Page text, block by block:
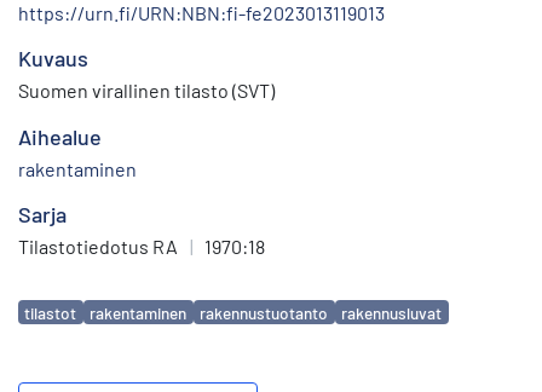
https://urn.fi/URN:NBN:fi-fe2023013119013
Kuvaus
Suomen virallinen tilasto (SVT)
Aihealue
rakentaminen
Sarja
Tilastotiedotus RA | 1970:18
Avainsanat
tilastot rakentaminen rakennustuotanto rakennusluvat